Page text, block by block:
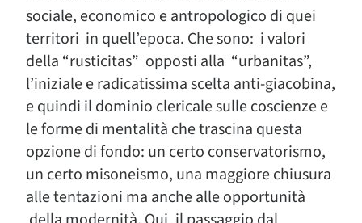
sociale, economico e antropologico di quei
territori in quell’epoca. Che sono: i valori
della “rusticitas” opposti alla “urbanitas”,
l’iniziale e radicatissima scelta anti-giacobina,
e quindi il dominio clericale sulle coscienze e
le forme di mentalità che trascina questa
opzione di fondo: un certo conservatorismo,
un certo misoneismo, una maggiore chiusura
alle tentazioni ma anche alle opportunità